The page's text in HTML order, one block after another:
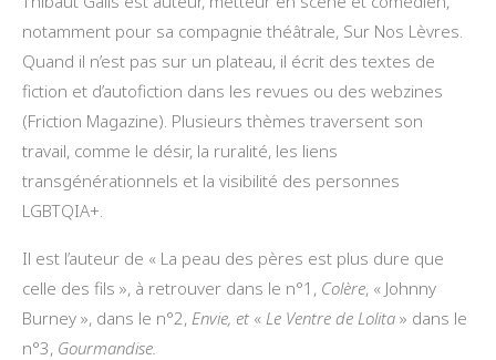
notamment pour sa compagnie théâtrale, Sur Nos Lèvres.
Quand il n’est pas sur un plateau, il écrit des textes de
fiction et d’autofiction dans les revues ou des webzines
(Friction Magazine). Plusieurs thèmes traversent son
travail, comme le désir, la ruralité, les liens
transgénérationnels et la visibilité des personnes
LGBTQIA+.
Il est l’auteur de « La peau des pères est plus dure que
celle des fils », à retrouver dans le n°1, Colère, « Johnny
Burney », dans le n°2, Envie, et « Le Ventre de Lolita » dans le
n°3, Gourmandise.